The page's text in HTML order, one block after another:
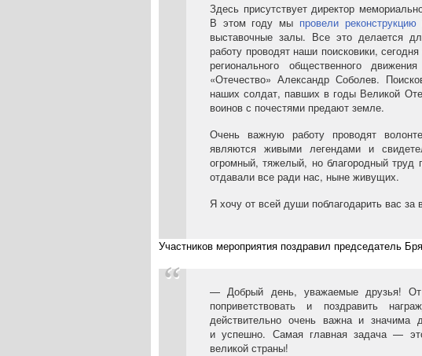
Здесь присутствует директор
В этом году мы провели
выставочные залы. Все это делается
работу проводят наши поисковики,
регионального общественного движения
«Отечество» Александр Соболев.
наших солдат, павших в годы Великой
воинов с почестями предают земле.
Очень важную работу проводят
являются живыми легендами и
огромный, тяжелый, но благородный
отдавали все ради нас, ныне живущих.
Я хочу от всей души поблагодарить вас за
Участников мероприятия поздравил председатель
— Добрый день, уважаемые друзья! От
поприветствовать и поздравить
действительно очень важна и
и успешно. Самая главная задача —
великой страны!